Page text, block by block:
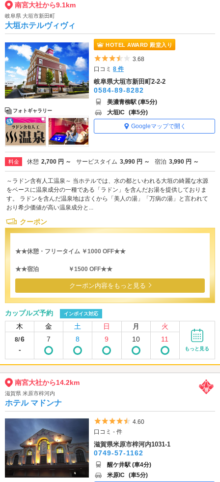
南宮大社から9.1km
岐阜県 大垣市新田町
大垣ホテルヴィヴィ
フォトギャラリー
HOTEL AWARD 殿堂入り
5つ星のうち3.5
3.68
口コミ8 件
岐阜県大垣市新田町2-2-2
0584-89-8282
美濃青柳駅 (車5分)
大垣IC (車5分)
Googleマップで開く
料金 休憩 2,700 円 ～ サービスタイム 3,990 円 ～ 宿泊 3,990 円 ～
～ラドン含有人工温泉～ 当ホテルでは、水の都といわれる大垣の綺麗な水源
をベースに温泉成分の一種である「ラドン」を含んだお湯を提供しておりま
す。 ラドンを含んだ温泉地は古くから「美人の湯」「万病の湯」と言われて
おり希少価値が高い温泉成分と...
クーポン
★★休憩・フリータイム ￥1000 OFF★★
★★宿泊 ￥1500 OFF★★
クーポン内容をもっと見る
カップルズ予約 インボイス対応
木 金 土 日 月 火
8/6
-
7 8 9 10 11
もっと見る
南宮大社から14.2km
滋賀県 米原市梓河内
ホテル マドンナ
5つ星のうち4.5
4.60
口コミ - 件
滋賀県米原市梓河内1031-1
0749-57-1162
醒ケ井駅 (車4分)
米原IC (車5分)